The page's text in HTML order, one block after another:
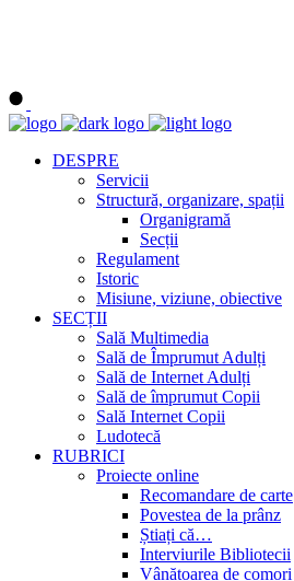
DESPRE
Servicii
Structură, organizare, spații
Organigramă
Secții
Regulament
Istoric
Misiune, viziune, obiective
SECȚII
Sală Multimedia
Sală de Împrumut Adulți
Sală de Internet Adulți
Sală de împrumut Copii
Sală Internet Copii
Ludotecă
RUBRICI
Proiecte online
Recomandare de carte
Povestea de la prânz
Știați că…
Interviurile Bibliotecii
Vânătoarea de comori